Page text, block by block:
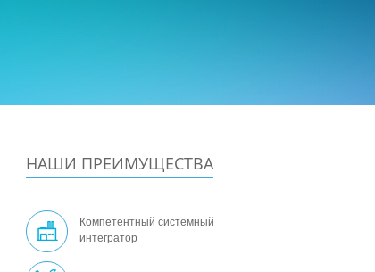
НАШИ ПРЕИМУЩЕСТВА
Компетентный системный
интегратор